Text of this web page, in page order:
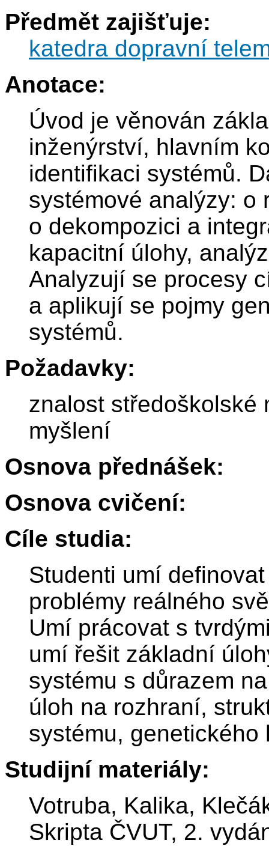
Předmět zajišťuje:
katedra dopravní
Anotace:
Úvod je věnován
inženýrství, hlavním
identifikaci systémů.
systémové analýzy: o
o dekompozici a
kapacitní úlohy,
Analyzují se procesy
a aplikují se pojmy
systémů.
Požadavky:
znalost středoškolské
myšlení
Osnova přednášek:
Osnova cvičení:
Cíle studia:
Studenti umí
problémy reálného
Umí prácovat s
umí řešit základní
systému s důrazem
úloh na rozhraní,
systému,
Studijní materiály:
Votruba, Kalika,
Skripta ČVUT, 2.